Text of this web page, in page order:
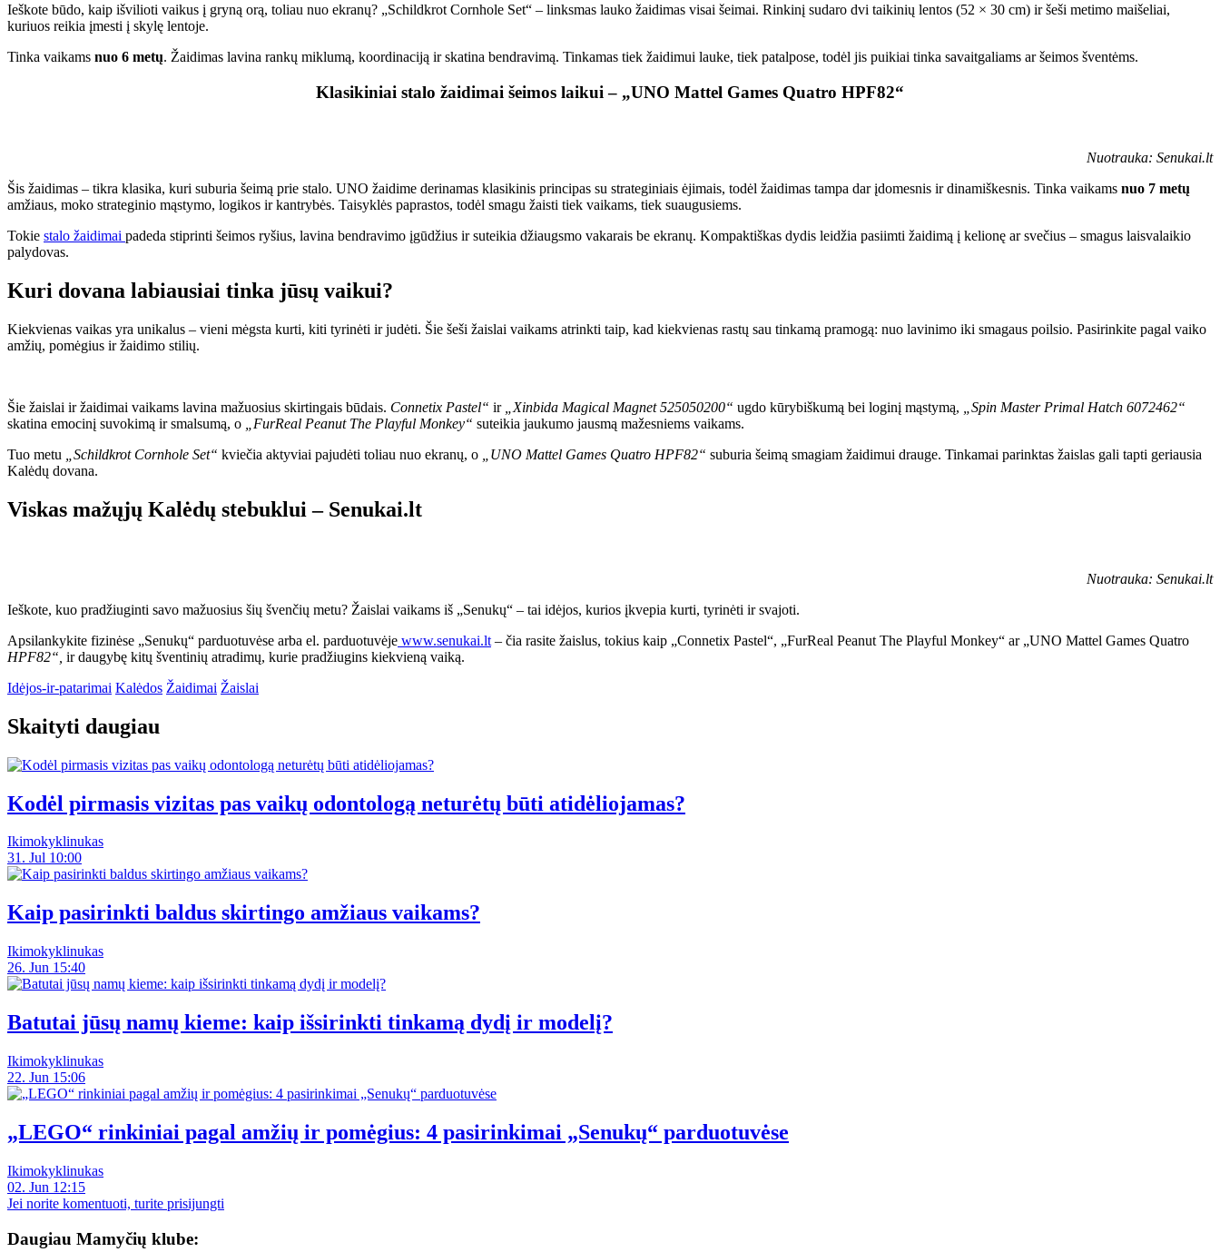
Ieškote būdo, kaip išvilioti vaikus į gryną orą, toliau nuo ekranų? „Schildkrot Cornhole Set“ – linksmas lauko žaidimas visai šeimai. Rinkinį sudaro dvi taikinių lentos (52 × 30 cm) ir šeši metimo maišeliai,
kuriuos reikia įmesti į skylę lentoje.
Tinka vaikams nuo 6 metų. Žaidimas lavina rankų miklumą, koordinaciją ir skatina bendravimą. Tinkamas tiek žaidimui lauke, tiek patalpose, todėl jis puikiai tinka savaitgaliams ar šeimos šventėms.
Klasikiniai stalo žaidimai šeimos laikui – „UNO Mattel Games Quatro HPF82“
Nuotrauka: Senukai.lt
Šis žaidimas – tikra klasika, kuri suburia šeimą prie stalo. UNO žaidime derinamas klasikinis principas su strateginiais ėjimais, todėl žaidimas tampa dar įdomesnis ir dinamiškesnis. Tinka vaikams nuo 7 metų
amžiaus, moko strateginio mąstymo, logikos ir kantrybės. Taisyklės paprastos, todėl smagu žaisti tiek vaikams, tiek suaugusiems.
Tokie stalo žaidimai padeda stiprinti šeimos ryšius, lavina bendravimo įgūdžius ir suteikia džiaugsmo vakarais be ekranų. Kompaktiškas dydis leidžia pasiimti žaidimą į kelionę ar svečius – smagus laisvalaikio
palydovas.
Kuri dovana labiausiai tinka jūsų vaikui?
Kiekvienas vaikas yra unikalus – vieni mėgsta kurti, kiti tyrinėti ir judėti. Šie šeši žaislai vaikams atrinkti taip, kad kiekvienas rastų sau tinkamą pramogą: nuo lavinimo iki smagaus poilsio. Pasirinkite pagal vaiko
amžių, pomėgius ir žaidimo stilių.
Šie žaislai ir žaidimai vaikams lavina mažuosius skirtingais būdais. Connetix Pastel“ ir „Xinbida Magical Magnet 525050200“ ugdo kūrybiškumą bei loginį mąstymą,
„Spin Master Primal Hatch 6072462“
skatina emocinį suvokimą ir smalsumą, o „FurReal Peanut The Playful Monkey“ suteikia jaukumo jausmą mažesniems vaikams.
Tuo metu
„Schildkrot Cornhole Set“ kviečia aktyviai pajudėti toliau nuo ekranų, o „UNO Mattel Games Quatro HPF82“ suburia šeimą smagiam žaidimui drauge. Tinkamai parinktas žaislas gali tapti geriausia
Kalėdų dovana.
Viskas mažųjų Kalėdų stebuklui – Senukai.lt
Nuotrauka: Senukai.lt
Ieškote, kuo pradžiuginti savo mažuosius šių švenčių metu? Žaislai vaikams iš „Senukų“ – tai idėjos, kurios įkvepia kurti, tyrinėti ir svajoti.
Apsilankykite fizinėse „Senukų“ parduotuvėse arba el. parduotuvėje www.senukai.lt – čia rasite žaislus, tokius kaip „Connetix Pastel“, „FurReal Peanut The Playful Monkey“ ar „UNO Mattel Games Quatro
HPF82“, ir daugybę kitų šventinių atradimų, kurie pradžiugins kiekvieną vaiką.
Idėjos-ir-patarimai Kalėdos Žaidimai Žaislai
Skaityti daugiau
Kodėl pirmasis vizitas pas vaikų odontologą neturėtų būti atidėliojamas?
Ikimokyklinukas
31. Jul 10:00
Kaip pasirinkti baldus skirtingo amžiaus vaikams?
Ikimokyklinukas
26. Jun 15:40
Batutai jūsų namų kieme: kaip išsirinkti tinkamą dydį ir modelį?
Ikimokyklinukas
22. Jun 15:06
„LEGO“ rinkiniai pagal amžių ir pomėgius: 4 pasirinkimai „Senukų“ parduotuvėse
Ikimokyklinukas
02. Jun 12:15
Jei norite komentuoti, turite prisijungti
Daugiau Mamyčių klube: